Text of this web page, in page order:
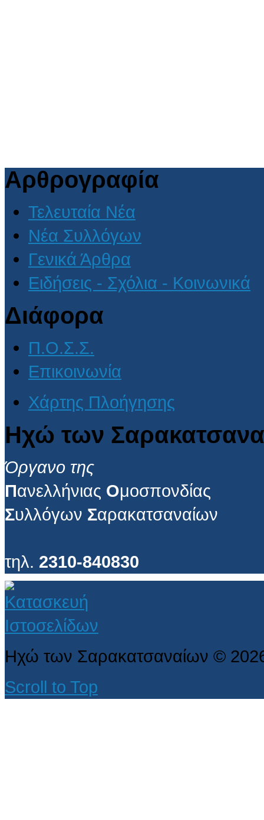
Αρθρογραφία
Τελευταία Νέα
Νέα Συλλόγων
Γενικά Άρθρα
Ειδήσεις - Σχόλια - Κοινωνικά
Διάφορα
Π.Ο.Σ.Σ.
Επικοινωνία
Χάρτης Πλοήγησης
Ηχώ των
Όργανο της
Πανελλήνιας Ομοσπονδίας
Συλλόγων Σαρακατσαναίων
τηλ. 2310-840830
Ηχώ των Σαρακατσαναίων ©
Scroll to Top